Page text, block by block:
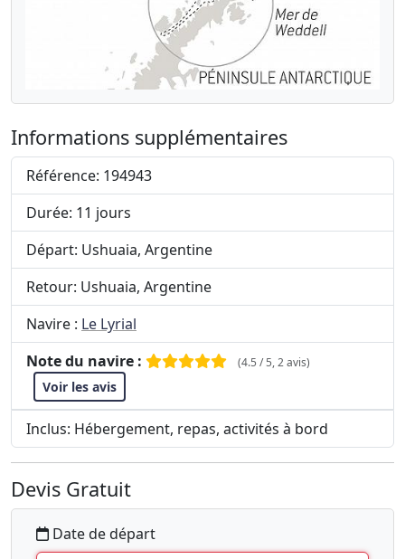
Informations supplémentaires
Référence: 194943
Durée: 11 jours
Départ: Ushuaia, Argentine
Retour: Ushuaia, Argentine
Navire : Le Lyrial
Note du navire :
(4.5 / 5, 2 avis)
Voir les avis
Inclus: Hébergement, repas, activités à bord
Devis Gratuit
Date de départ